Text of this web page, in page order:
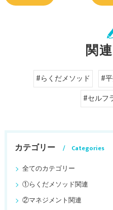
関
#らくだメソッド #
#セルフ
カテゴリー
Categories
全てのカテゴリー
①らくだメソッド関連
②マネジメント関連